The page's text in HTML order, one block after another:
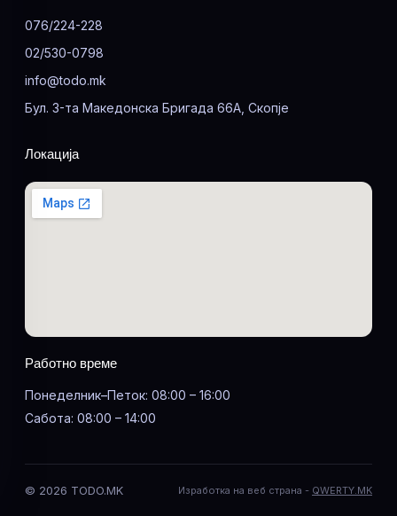
076/224-228
02/530-0798
info@todo.mk
Бул. 3-та Македонска Бригада 66А, Скопје
Локација
Работно време
Понеделник–Петок: 08:00 – 16:00
Сабота: 08:00 – 14:00
© 2026 TODO.MK Изработка на веб страна - QWERTY.MK